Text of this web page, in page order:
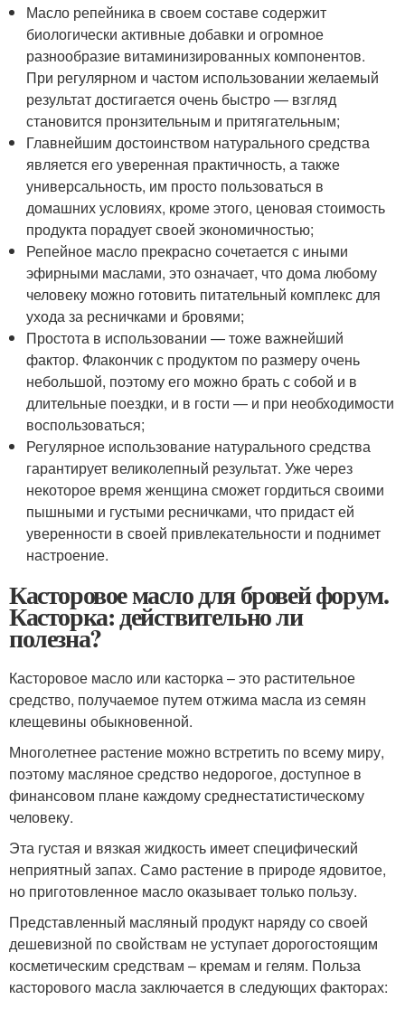
Масло репейника в своем составе содержит
биологически активные добавки и огромное
разнообразие витаминизированных компонентов.
При регулярном и частом использовании желаемый
результат достигается очень быстро — взгляд
становится пронзительным и притягательным;
Главнейшим достоинством натурального средства
является его уверенная практичность, а также
универсальность, им просто пользоваться в
домашних условиях, кроме этого, ценовая стоимость
продукта порадует своей экономичностью;
Репейное масло прекрасно сочетается с иными
эфирными маслами, это означает, что дома любому
человеку можно готовить питательный комплекс для
ухода за ресничками и бровями;
Простота в использовании — тоже важнейший
фактор. Флакончик с продуктом по размеру очень
небольшой, поэтому его можно брать с собой и в
длительные поездки, и в гости — и при необходимости
воспользоваться;
Регулярное использование натурального средства
гарантирует великолепный результат. Уже через
некоторое время женщина сможет гордиться своими
пышными и густыми ресничками, что придаст ей
уверенности в своей привлекательности и поднимет
настроение.
Касторовое масло для бровей форум.
Касторка: действительно ли
полезна?
Касторовое масло или касторка – это растительное
средство, получаемое путем отжима масла из семян
клещевины обыкновенной.
Многолетнее растение можно встретить по всему миру,
поэтому масляное средство недорогое, доступное в
финансовом плане каждому среднестатистическому
человеку.
Эта густая и вязкая жидкость имеет специфический
неприятный запах. Само растение в природе ядовитое,
но приготовленное масло оказывает только пользу.
Представленный масляный продукт наряду со своей
дешевизной по свойствам не уступает дорогостоящим
косметическим средствам – кремам и гелям. Польза
касторового масла заключается в следующих факторах: